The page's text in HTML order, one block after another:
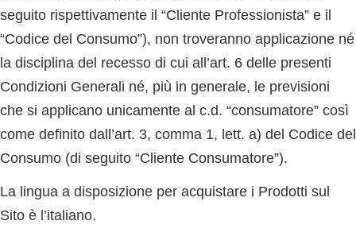
seguito rispettivamente il “Cliente Professionista” e il
“Codice del Consumo”), non troveranno applicazione né
la disciplina del recesso di cui all’art. 6 delle presenti
Condizioni Generali né, più in generale, le previsioni
che si applicano unicamente al c.d. “consumatore” così
come definito dall’art. 3, comma 1, lett. a) del Codice del
Consumo (di seguito “Cliente Consumatore”).
La lingua a disposizione per acquistare i Prodotti sul
Sito è l’italiano.